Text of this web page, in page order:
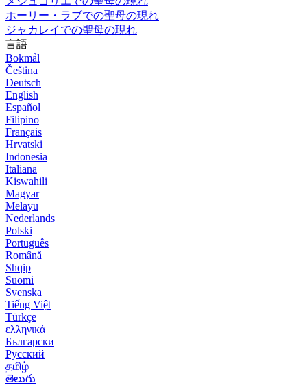
ホーリー・ラブでの聖母の現れ
ジャカレイでの聖母の現れ
言語
Bokmål
Čeština
Deutsch
English
Español
Filipino
Français
Hrvatski
Indonesia
Italiana
Kiswahili
Magyar
Melayu
Nederlands
Polski
Português
Română
Shqip
Suomi
Svenska
Tiếng Việt
Türkçe
ελληνικά
Български
Русский
தமிழ்
తెలుగు